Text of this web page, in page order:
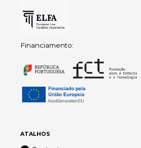
Financiamento:
ATALHOS